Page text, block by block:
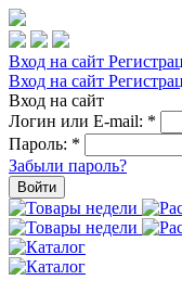
Вход на сайт
Вход на сайт
Вход на сайт
Логин или E-mail: *
Пароль: *
Забыли пароль?
Войти